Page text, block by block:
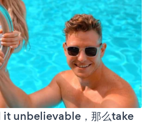
it unbelievable，那么take